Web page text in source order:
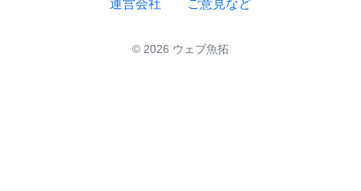
運営会社 ご意見など
© 2026 ウェブ魚拓